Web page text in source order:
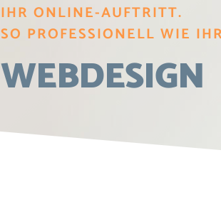
IHR ONLINE-AUFTRITT.
SO PROFESSIONELL WIE
WEBDESIGN